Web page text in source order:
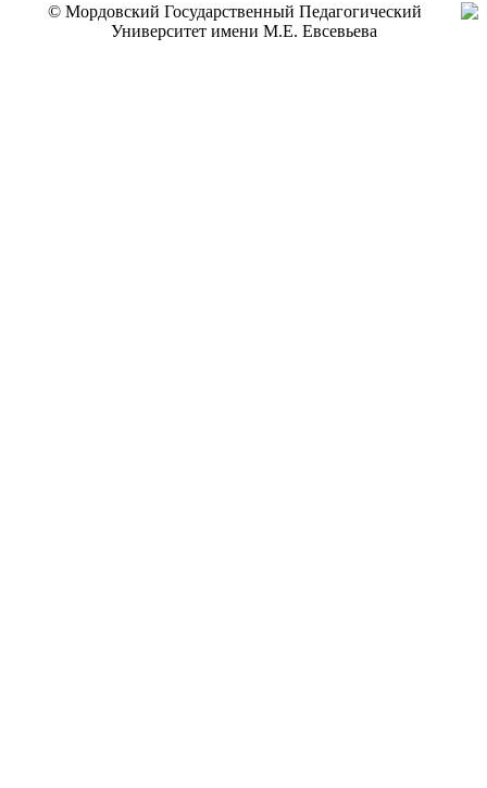
© Мордовский Государственный Педагогический
Университет имени М.Е. Евсевьева